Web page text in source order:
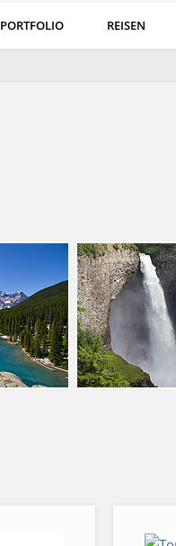
PORTFOLIO REISEN